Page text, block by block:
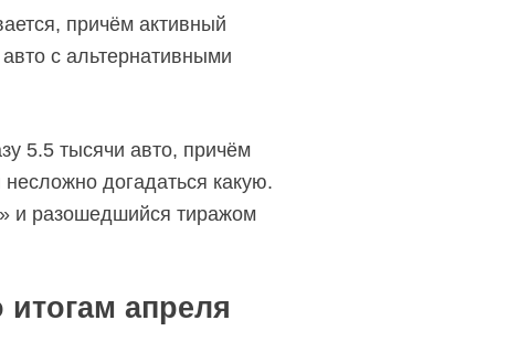
причём активный
с альтернативными
5.5 тысячи авто, причём
догадаться какую.
и разошедшийся тиражом
апреля